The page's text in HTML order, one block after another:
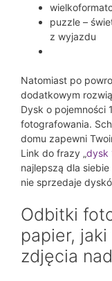
puzzle –
z wyjazdu
Natomiast po
dodatkowym
Dysk o pojemności
fotografowania.
domu zapewni
Link do frazy „dysk
najlepszą dla
nie sprzedaje
Odbitki
papier,
zdjęcia